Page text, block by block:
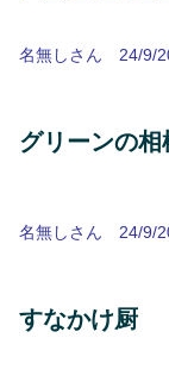
名無しさん 24/9/
グリーンの相
名無しさん 24/9/
すなかけ厨